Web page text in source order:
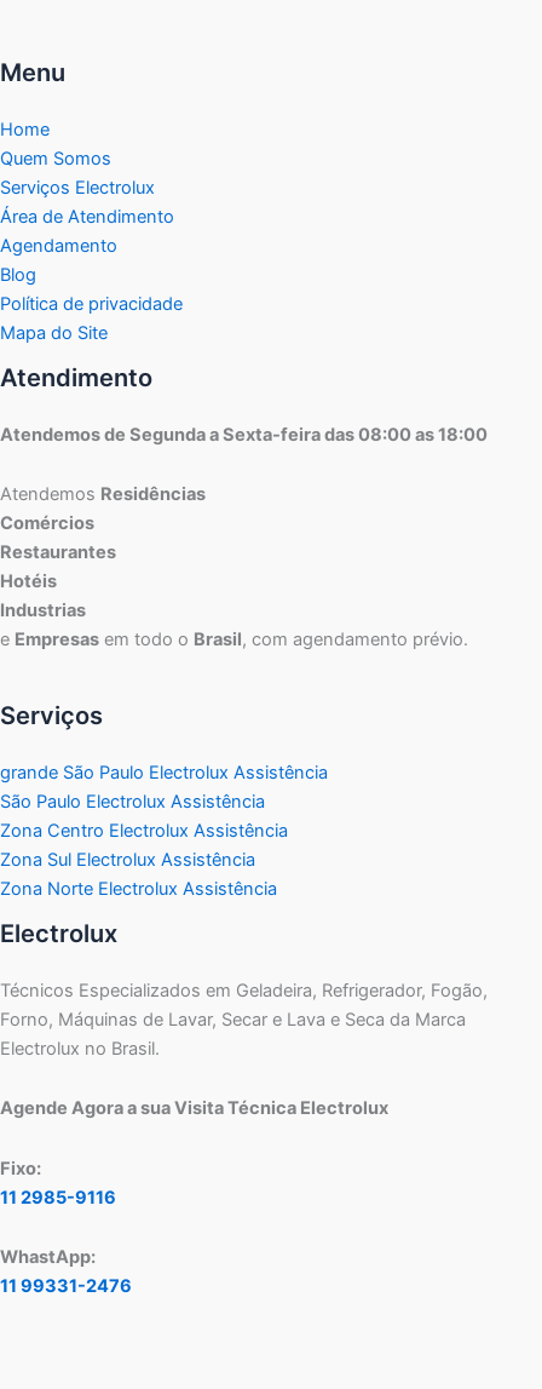
Menu
Home
Quem Somos
Serviços Electrolux
Área de Atendimento
Agendamento
Blog
Política de privacidade
Mapa do Site
Atendimento
Atendemos de Segunda a Sexta-feira das 08:00 as 18:00
Atendemos Residências
Comércios
Restaurantes
Hotéis
Industrias
e Empresas em todo o Brasil, com agendamento prévio.
Serviços
grande São Paulo Electrolux Assistência
São Paulo Electrolux Assistência
Zona Centro Electrolux Assistência
Zona Sul Electrolux Assistência
Zona Norte Electrolux Assistência
Electrolux
Técnicos Especializados em Geladeira, Refrigerador, Fogão,
Forno, Máquinas de Lavar, Secar e Lava e Seca da Marca
Electrolux no Brasil.
Agende Agora a sua Visita Técnica Electrolux
Fixo:
11 2985-9116
WhastApp:
11 99331-2476